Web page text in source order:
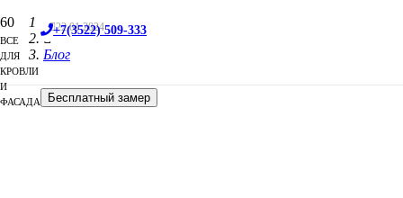
ВСЕ
ДЛЯ
КРОВЛИ
И
ФАСАДА
+7(3522) 509-333
Бесплатный замер
Главная
Блог
22.01.2024